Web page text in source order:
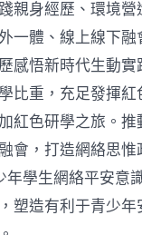
親身經歷、環境
一體、線上線下融
感悟新時代生動實
比重，充足發揮紅
紅色研學之旅。
會，打造網絡思惟
學生網絡平安意
塑造有利于青少